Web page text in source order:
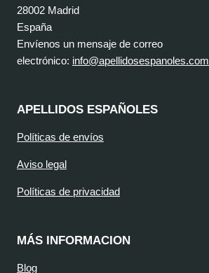
28002 Madrid
España
Envíenos un mensaje de correo
electrónico: info@apellidosespanoles.com
APELLIDOS ESPAÑOLES
Políticas de envíos
Aviso legal
Políticas de privacidad
MÁS INFORMACION
Blog